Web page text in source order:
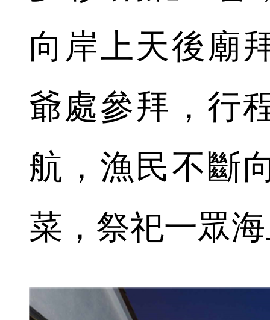
向岸上天後廟
爺處參拜，行
航，漁民不斷
菜，祭祀一眾